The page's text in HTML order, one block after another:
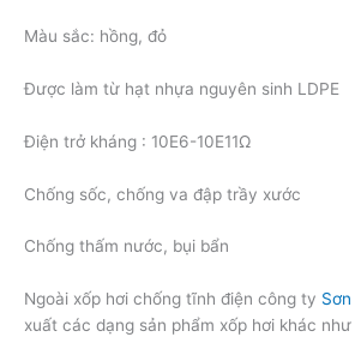
Màu sắc: hồng, đỏ
Được làm từ hạt nhựa nguyên sinh LDPE
Điện trở kháng : 10E6-10E11Ω
Chống sốc, chống va đập trầy xước
Chống thấm nước, bụi bẩn
Ngoài xốp hơi chống tĩnh điện công ty
xuất các dạng sản phẩm xốp hơi khác như